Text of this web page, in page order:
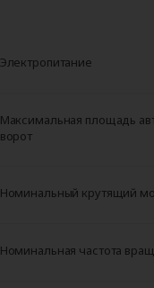
Электропитание
Максимальная площадь
ворот
Номинальный крутящий
Номинальная частота